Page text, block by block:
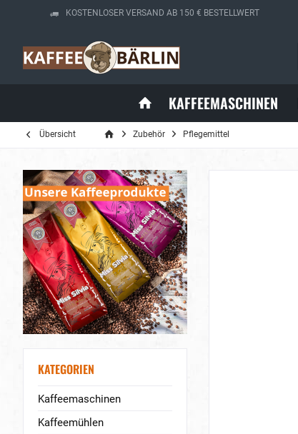
KOSTENLOSER VERSAND AB 150 € BESTELLWERT
KAFFEEMASCHINEN
Übersicht Zubehör Pflegemittel
KATEGORIEN
Kaffeemaschinen
Kaffeemühlen